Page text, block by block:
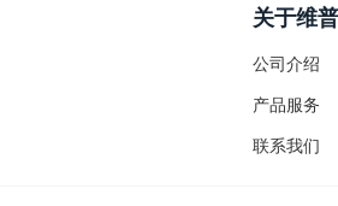
关于维普
公司介绍
产品服务
联系我们